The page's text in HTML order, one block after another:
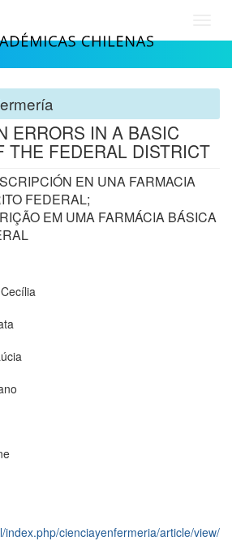
ERRORS IN A BASIC
THE FEDERAL DISTRICT
EN UNA FARMACIA
FEDERAL;
EM UMA FARMÁCIA BÁSICA
index.php/cienciayenfermeria/article/view/